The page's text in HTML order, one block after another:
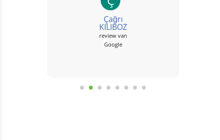
Çağrı
KILIBOZ
review van
Google